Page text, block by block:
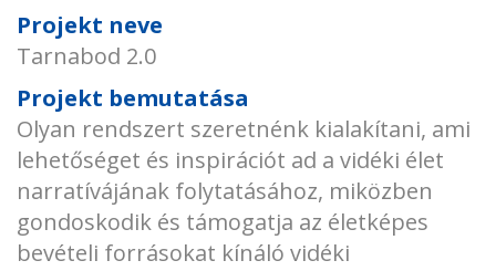
Projekt neve
Tarnabod 2.0
Projekt bemutatása
Olyan rendszert szeretnénk kialakítani, ami
lehetőséget és inspirációt ad a vidéki élet
narratívájának folytatásához, miközben
gondoskodik és támogatja az életképes
bevételi forrásokat kínáló vidéki